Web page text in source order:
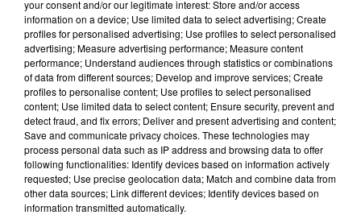
your consent and/or our legitimate interest: Store and/or access
information on a device; Use limited data to select advertising; Create
profiles for personalised advertising; Use profiles to select personalised
advertising; Measure advertising performance; Measure content
performance; Understand audiences through statistics or combinations
of data from different sources; Develop and improve services; Create
profiles to personalise content; Use profiles to select personalised
content; Use limited data to select content; Ensure security, prevent and
detect fraud, and fix errors; Deliver and present advertising and content;
Save and communicate privacy choices. These technologies may
process personal data such as IP address and browsing data to offer
following functionalities: Identify devices based on information actively
requested; Use precise geolocation data; Match and combine data from
other data sources; Link different devices; Identify devices based on
information transmitted automatically.